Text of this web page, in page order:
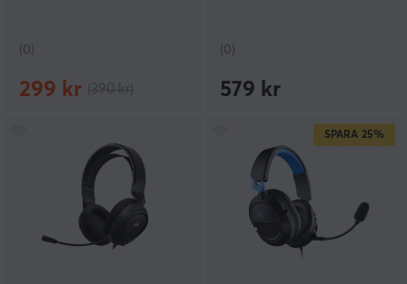
(0)
299 kr
(0)
579 kr
SPARA 25%